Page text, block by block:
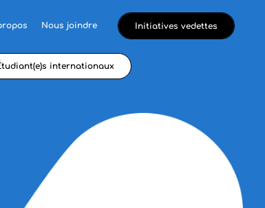
Nous joindre Initiatives vedettes
internationaux